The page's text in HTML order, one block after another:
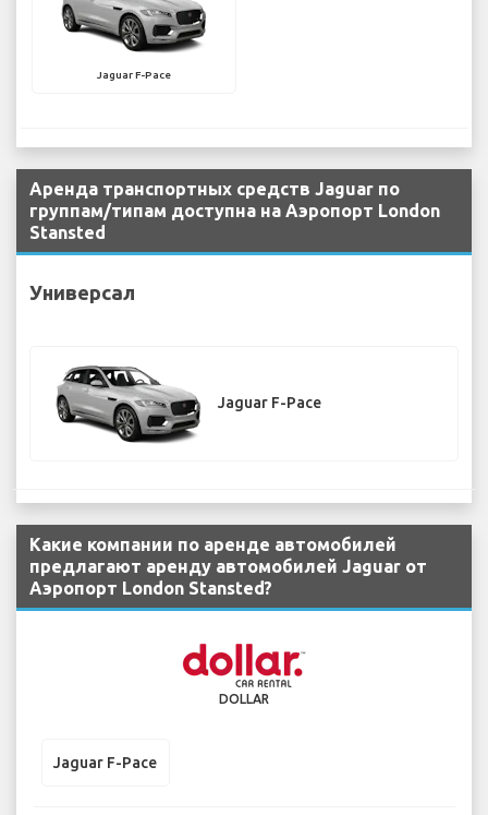
Jaguar F-Pace
Аренда транспортных средств Jaguar по
группам/типам доступна на Аэропорт London
Stansted
Универсал
Jaguar F-Pace
Какие компании по аренде автомобилей
предлагают аренду автомобилей Jaguar от
Аэропорт London Stansted?
DOLLAR
Jaguar F-Pace